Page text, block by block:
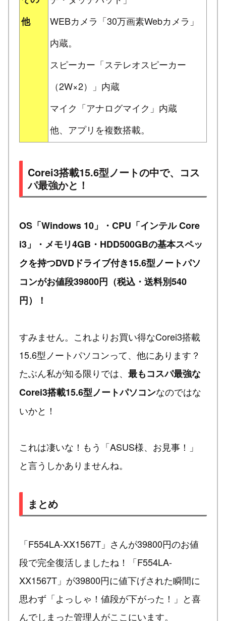
他
WEBカメラ「30万画素Webカメラ」
内蔵。
スピーカー「ステレオスピーカー
（2W×2）」内蔵
マイク「アナログマイク」内蔵
他、アプリを複数搭載。
Corei3搭載15.6型ノートの中で、コス
パ最強かと！
OS「Windows 10」・CPU「インテル Core
i3」・メモリ4GB・HDD500GBの基本スペッ
クを持つDVDドライブ付き15.6型ノートパソ
コンがお値段39800円（税込・送料別540
円）！
すみません。これよりお買い得なCorei3搭載
15.6型ノートパソコンって、他にあります？
たぶん私が知る限りでは、 最もコスパ最強な
Corei3搭載15.6型ノートパソコンなのではな
いかと！
これは凄いな！もう「ASUS様、お見事！」
と言うしかありませんね。
まとめ
「F554LA-XX1567T」さんが39800円のお値
段で完全復活しましたね！「F554LA-
XX1567T」が39800円に値下げされた瞬間に
思わず「よっしゃ！値段が下がった！」と喜
んでしまった管理人がここにいます。